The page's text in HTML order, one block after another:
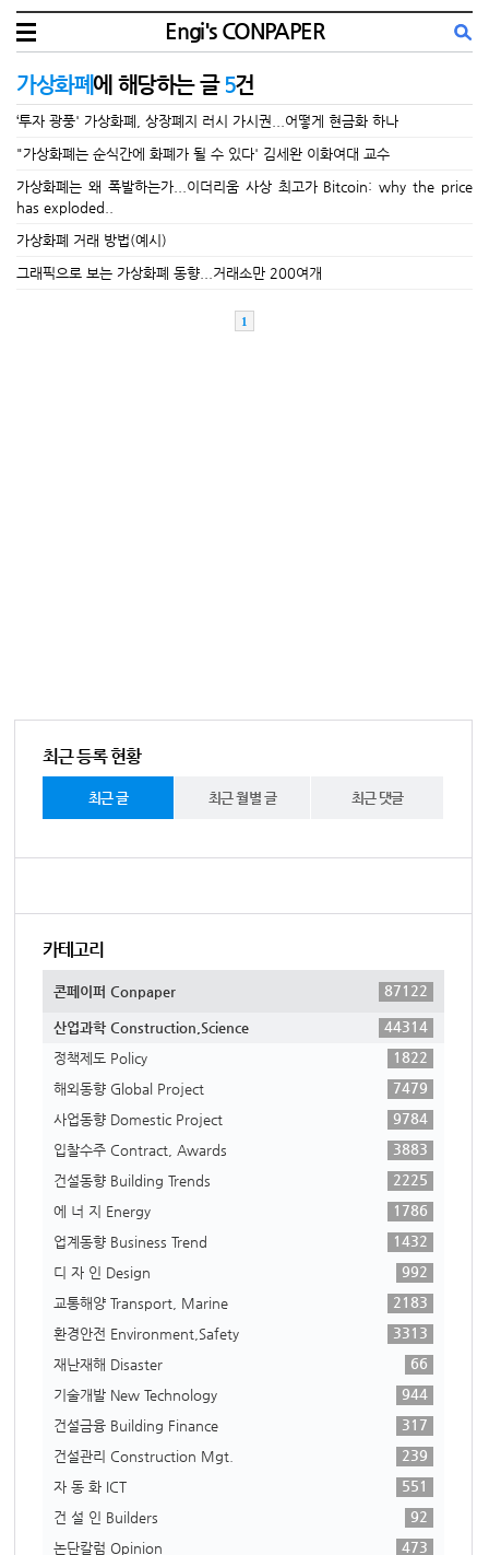
Engi's CONPAPER
가상화폐 에 해당하는 글 5건
‘투자 광풍' 가상화폐, 상장폐지 러시 가시권...어떻게 현금화 하나
"가상화폐는 순식간에 화폐가 될 수 있다' 김세완 이화여대 교수
가상화폐는 왜 폭발하는가...이더리움 사상 최고가 Bitcoin: why the price
has exploded..
가상화폐 거래 방법(예시)
그래픽으로 보는 가상화폐 동향...거래소만 200여개
1
최근 등록 현황
최근 글 최근 월별 글 최근 댓글
카테고리
콘페이퍼 Conpaper 87122
산업과학 Construction,Science
44314
정책제도 Policy
1822
해외동향 Global Project
7479
사업동향 Domestic Project
9784
입찰수주 Contract, Awards
3883
건설동향 Building Trends
2225
에 너 지 Energy
1786
업계동향 Business Trend
1432
디 자 인 Design
992
교통해양 Transport, Marine
2183
환경안전 Environment,Safety
3313
재난재해 Disaster
66
기술개발 New Technology
944
건설금융 Building Finance
317
건설관리 Construction Mgt.
239
자 동 화 ICT
551
건 설 인 Builders
92
논단칼럼 Opinion
473